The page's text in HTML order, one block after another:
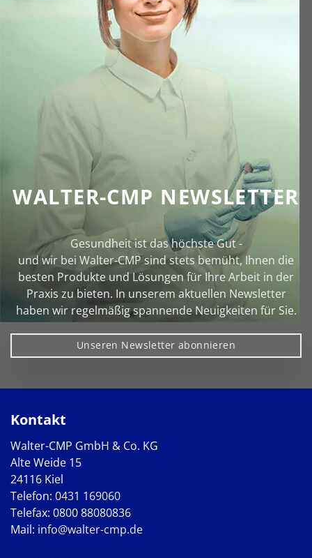
WALTER-CMP NEWSLETTER
Gesundheit ist das höchste Gut -
und wir bei Walter‑CMP sind stets bemüht, Ihnen die
besten Produkte und Lösungen für Ihre Arbeit in der
Praxis zu bieten. In unserem aktuellen Newsletter
haben wir regelmäßig spannende Neuigkeiten für Sie.
Unseren Newsletter abonnieren
Kontakt
Walter-CMP GmbH & Co. KG
Alte Weide 15
24116 Kiel
Telefon: 0431 169060
Telefax: 0800 88080836
Mail: info@walter-cmp.de